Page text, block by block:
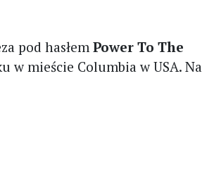
pod hasłemPower To The
w mieście Columbia w USA. Na